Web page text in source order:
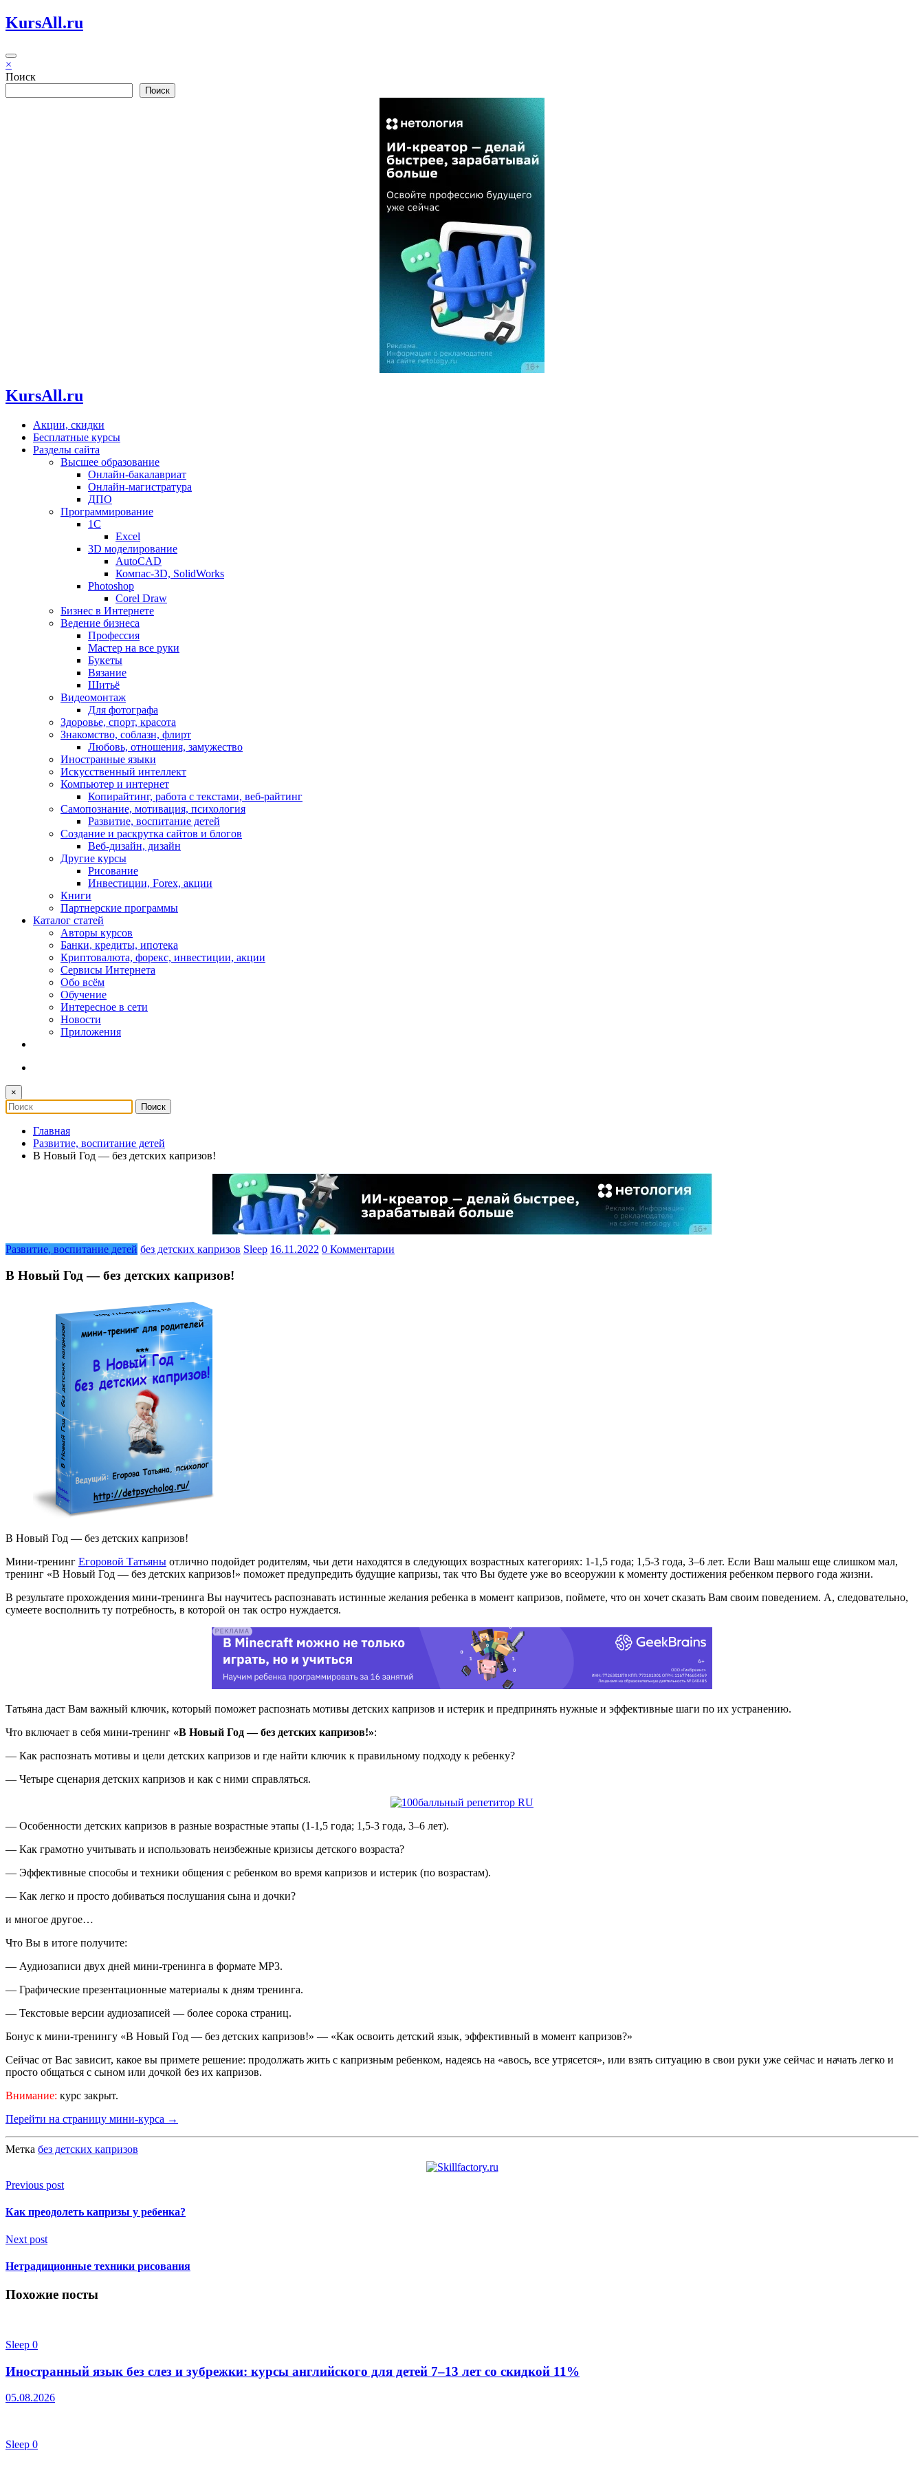
Перейти
к
KursAll.ru
×
Поиск
Поиск
KursAll.ru
Акции, скидки
Бесплатные курсы
Разделы сайта
Высшее образование
Онлайн-бакалавриат
Онлайн-магистратура
ДПО
Программирование
1С
Excel
3D моделирование
AutoCAD
Компас-3D, SolidWorks
Photoshop
Corel Draw
Бизнес в Интернете
Ведение бизнеса
Профессия
Мастер на все руки
Букеты
Вязание
Шитьё
Видеомонтаж
Для фотографа
Здоровье, спорт, красота
Знакомство, соблазн, флирт
Любовь, отношения, замужество
Иностранные языки
Искусственный интеллект
Компьютер и интернет
Копирайтинг, работа с текстами, веб-райтинг
Самопознание, мотивация, психология
Развитие, воспитание детей
Создание и раскрутка сайтов и блогов
Веб-дизайн, дизайн
Другие курсы
Рисование
Инвестиции, Forex, акции
Книги
Партнерские программы
Каталог статей
Авторы курсов
Банки, кредиты, ипотека
Криптовалюта, форекс, инвестиции, акции
Сервисы Интернета
Обо всём
Обучение
Интересное в сети
Новости
Приложения
×
Главная
Развитие, воспитание детей
В Новый Год — без детских капризов!
Развитие, воспитание детей без детских капризов Sleep 16.11.2022 0 Комментарии
В Новый Год — без детских капризов!
В Новый Год — без детских капризов!
Мини-тренинг Егоровой Татьяны отлично подойдет родителям, чьи дети находятся в следующих возрастных категориях: 1-1,5 года; 1,5-3 года, 3–6 лет. Если Ваш малыш еще слишком мал,
тренинг «В Новый Год — без детских капризов!» поможет предупредить будущие капризы, так что Вы будете уже во всеоружии к моменту достижения ребенком первого года жизни.
В результате прохождения мини-тренинга Вы научитесь распознавать истинные желания ребенка в момент капризов, поймете, что он хочет сказать Вам своим поведением. А, следовательно,
сумеете восполнить ту потребность, в которой он так остро нуждается.
Татьяна даст Вам важный ключик, который поможет распознать мотивы детских капризов и истерик и предпринять нужные и эффективные шаги по их устранению.
Что включает в себя мини-тренинг «В Новый Год — без детских капризов!»:
— Как распознать мотивы и цели детских капризов и где найти ключик к правильному подходу к ребенку?
— Четыре сценария детских капризов и как с ними справляться.
— Особенности детских капризов в разные возрастные этапы (1-1,5 года; 1,5-3 года, 3–6 лет).
— Как грамотно учитывать и использовать неизбежные кризисы детского возраста?
— Эффективные способы и техники общения с ребенком во время капризов и истерик (по возрастам).
— Как легко и просто добиваться послушания сына и дочки?
и многое другое…
Что Вы в итоге получите:
— Аудиозаписи двух дней мини-тренинга в формате MP3.
— Графические презентационные материалы к дням тренинга.
— Текстовые версии аудиозаписей — более сорока страниц.
Бонус к мини-тренингу «В Новый Год — без детских капризов!» — «Как освоить детский язык, эффективный в момент капризов?»
Сейчас от Вас зависит, какое вы примете решение: продолжать жить с капризным ребенком, надеясь на «авось, все утрясется», или взять ситуацию в свои руки уже сейчас и начать легко и
просто общаться с сыном или дочкой без их капризов.
Внимание: курс закрыт.
Перейти на страницу мини-курса →
Метка без детских капризов
Previous post
Как преодолеть капризы у ребенка?
Next post
Нетрадиционные техники рисования
Похожие посты
Sleep 0
Иностранный язык без слез и зубрежки: курсы английского для детей 7–13 лет со скидкой 11%
05.08.2026
Sleep 0